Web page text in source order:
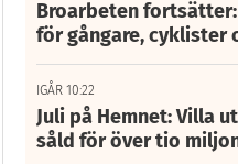
Broarbeten
för gångare, cyklister
IGÅR 10:22
Juli på Hemnet: Villa
såld för över tio